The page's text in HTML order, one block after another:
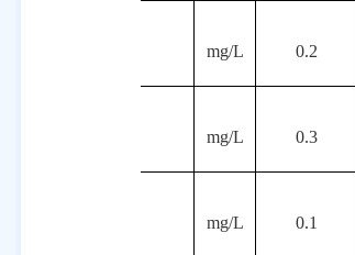
mg/L 0.2
mg/L 0.3
mg/L 0.1